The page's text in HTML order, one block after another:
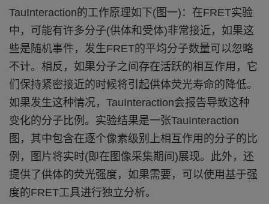
TauInteraction的工作原理如下(图一)：在FRET实验
中，可能有许多分子(供体和受体)非常接近 ， 如果这
些是随机事件， 发生FRET的平均分子数量 可以忽略
不计。相反，如果分子之间存在活跃的相互作用，它
们保持紧密接近的时候将引起供体荧光寿命的降低。
如果发生这种情况，TauInteraction会报告导致这种
变化的分子比例。 实验结果是一张TauInteraction
图，其中包含在逐个像素级别上相互作用的分子的比
例，
图片将实时(即在图像采集期间)展现。此外，还
提供了供体的荧光强度，如果需要，可以使用基于强
度的FRET工具进行独立分析。